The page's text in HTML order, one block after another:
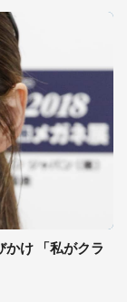
け 「私がクラ